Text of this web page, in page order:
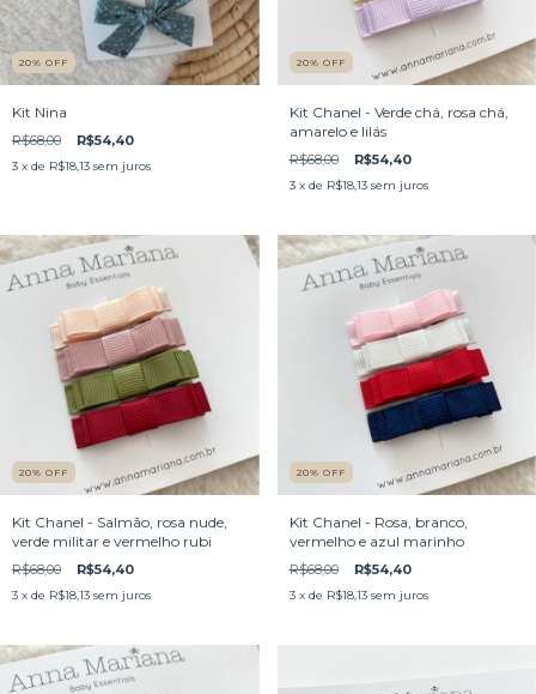
20% OFF
Kit Nina
R$68,00 R$54,40
3 x de R$18,13 sem juros
20% OFF
Kit Chanel - Verde chá, rosa chá,
amarelo e lilás
R$68,00 R$54,40
3 x de R$18,13 sem juros
20% OFF
Kit Chanel - Salmão, rosa nude,
verde militar e vermelho rubi
R$68,00 R$54,40
3 x de R$18,13 sem juros
20% OFF
Kit Chanel - Rosa, branco,
vermelho e azul marinho
R$68,00 R$54,40
3 x de R$18,13 sem juros